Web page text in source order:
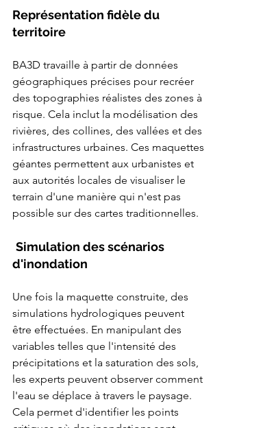
Représentation fidèle du
territoire
BA3D travaille à partir de données
géographiques précises pour recréer
des topographies réalistes des zones à
risque. Cela inclut la modélisation des
rivières, des collines, des vallées et des
infrastructures urbaines. Ces maquettes
géantes permettent aux urbanistes et
aux autorités locales de visualiser le
terrain d'une manière qui n'est pas
possible sur des cartes traditionnelles.
Simulation des scénarios
d'inondation
Une fois la maquette construite, des
simulations hydrologiques peuvent
être effectuées. En manipulant des
variables telles que l'intensité des
précipitations et la saturation des sols,
les experts peuvent observer comment
l'eau se déplace à travers le paysage.
Cela permet d'identifier les points